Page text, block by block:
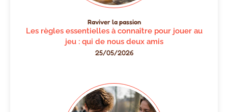
Raviver la passion
Les règles essentielles à connaître pour jouer au
jeu : qui de nous deux amis
25/05/2026